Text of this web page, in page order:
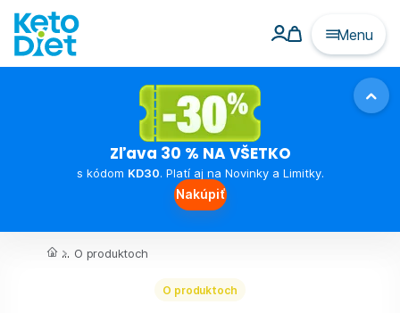
Menu
Zľava 30 % NA VŠETKO
s kódom KD30. Platí aj na Novinky a Limitky.
Nakúpiť
... O produktoch
O produktoch